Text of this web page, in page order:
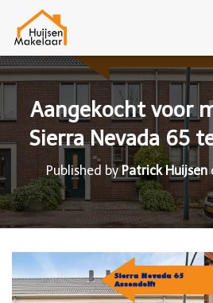
Aangekocht voor
Sierra Nevada 65
Published byPatrick Huijsen